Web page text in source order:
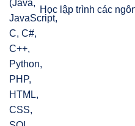
Học lập trình các